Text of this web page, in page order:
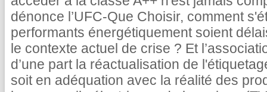
dénonce l’UFC-Que Choisir, comment
performants énergétiquement soient
le contexte actuel de crise ? Et
d’une part la réactualisation de
soit en adéquation avec la réalité des